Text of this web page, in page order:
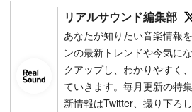
リアルサウンド編集部
あなたが知りたい音楽情報
ンの最新トレンドや今気に
クアップし、わかりやすく
ていきます。毎月更新の特
新情報はTwitter、撮り下ろ